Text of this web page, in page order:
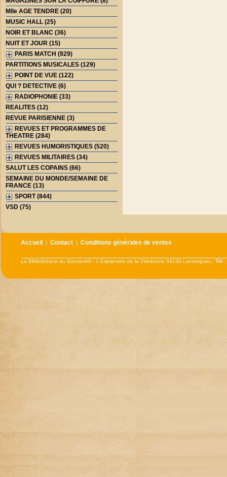
Mlle AGE TENDRE (20)
MUSIC HALL (25)
NOIR ET BLANC (36)
NUIT ET JOUR (15)
PARIS MATCH (929)
PARTITIONS MUSICALES (129)
POINT DE VUE (122)
QUI ? DETECTIVE (6)
RADIOPHONIE (33)
REALITES (12)
REVUE PARISIENNE (3)
REVUES ET PROGRAMMES DE
THEATRE (284)
REVUES HUMORISTIQUES (520)
REVUES MILITAIRES (34)
SALUT LES COPAINS (66)
SEMAINE DU MONDE/SEMAINE DE
FRANCE (13)
SPORT (844)
VSD (75)
Accueil |Contact |Conditions générales de ventes
La Bibliothèque du Souvenir® - 1 Esplanade de la Viredonne 34130 Lansargues -Tél